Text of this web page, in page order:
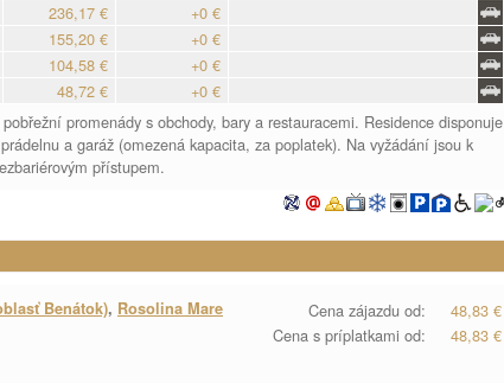
236,17 €
+0 €
155,20 €
+0 €
104,58 €
+0 €
48,72 €
+0 €
promenády s obchody, bary a restauracemi. Residence disponuje
a garáž (omezená kapacita, za poplatek). Na vyžádání jsou k
přístupem.
Cena zájazdu od:
48,83 €
Cena s príplatkami od:
48,83 €
Benátok), Rosolina Mare